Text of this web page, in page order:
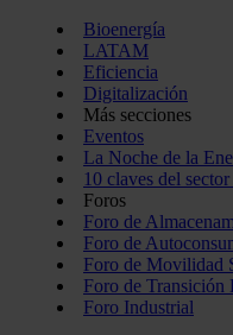
Bioenergía
LATAM
Eficiencia
Digitalización
Más secciones
Eventos
La Noche de la
10 claves del
Foros
Foro de
Foro de
Foro de Movilidad
Foro de Transición
Foro Industrial